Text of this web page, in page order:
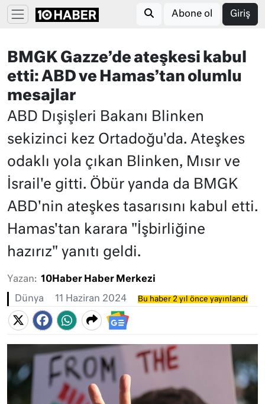
Abone ol Giriş
BMGK Gazze’de ateşkesi kabul
etti: ABD ve Hamas’tan olumlu
mesajlar
ABD Dışişleri Bakanı Blinken
sekizinci kez Ortadoğu'da. Ateşkes
odaklı yola çıkan Blinken, Mısır ve
İsrail'e gitti. Öbür yanda da BMGK
ABD'nin ateşkes tasarısını kabul etti.
Hamas'tan karara "İşbirliğine
hazırız" yanıtı geldi.
Yazan: 10Haber Haber Merkezi
Dünya 11 Haziran 2024 Bu haber 2 yıl önce yayınlandı